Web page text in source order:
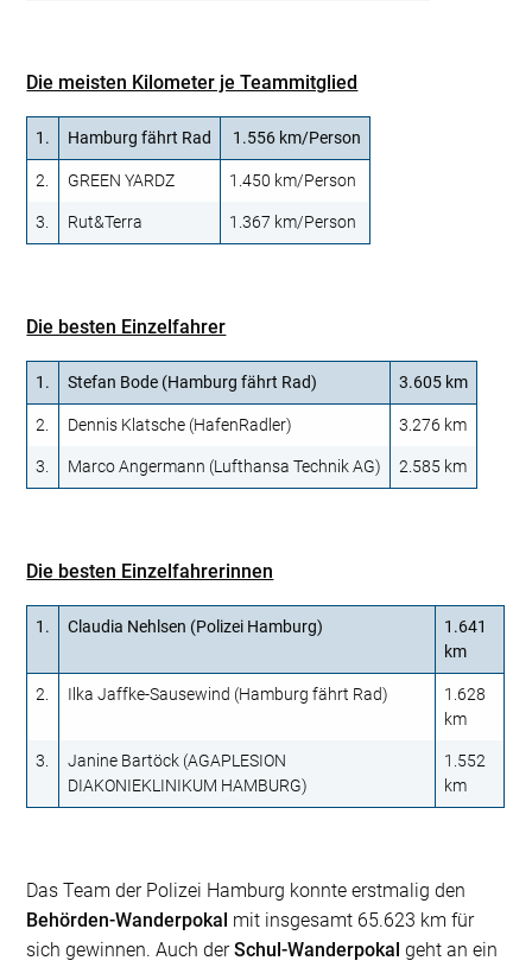
Die meisten Kilometer je Teammitglied
1. Hamburg fährt Rad 1.556 km/Person
2. GREEN YARDZ 1.450 km/Person
3. Rut&Terra 1.367 km/Person
Die besten Einzelfahrer
1. Stefan Bode (Hamburg fährt Rad) 3.605 km
2. Dennis Klatsche (HafenRadler) 3.276 km
3. Marco Angermann (Lufthansa Technik AG) 2.585 km
Die besten Einzelfahrerinnen
1. Claudia Nehlsen (Polizei Hamburg)
1.641
km
2. Ilka Jaffke-Sausewind (Hamburg fährt Rad)
1.628
km
3.
Janine Bartöck (AGAPLESION
DIAKONIEKLINIKUM HAMBURG)
1.552
km
Das Team der Polizei Hamburg konnte erstmalig den
Behörden-Wanderpokal mit insgesamt 65.623 km für
sich gewinnen. Auch derSchul-Wanderpokal geht an ein